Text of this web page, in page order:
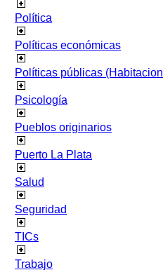
Política
Políticas económicas
Políticas públicas
Psicología
Pueblos originarios
Puerto La Plata
Salud
Seguridad
TICs
Trabajo